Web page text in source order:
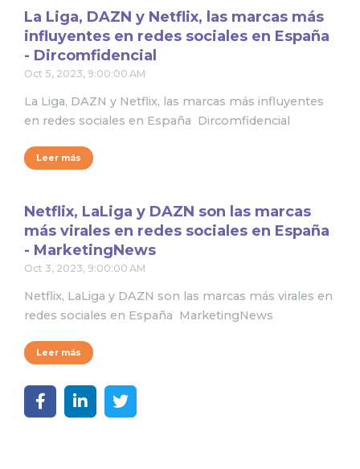
La Liga, DAZN y Netflix, las marcas más
influyentes en redes sociales en España
- Dircomfidencial
Oct 5, 2023, 9:00:00 AM
La Liga, DAZN y Netflix, las marcas más influyentes
en redes sociales en España Dircomfidencial
Leer más
Netflix, LaLiga y DAZN son las marcas
más virales en redes sociales en España
- MarketingNews
Oct 3, 2023, 9:00:00 AM
Netflix, LaLiga y DAZN son las marcas más virales en
redes sociales en España MarketingNews
Leer más